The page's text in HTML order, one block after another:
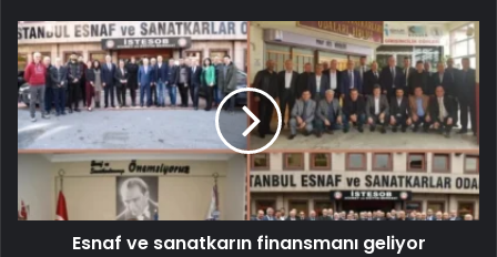
Esnaf ve sanatkarın finansmanı geliyor